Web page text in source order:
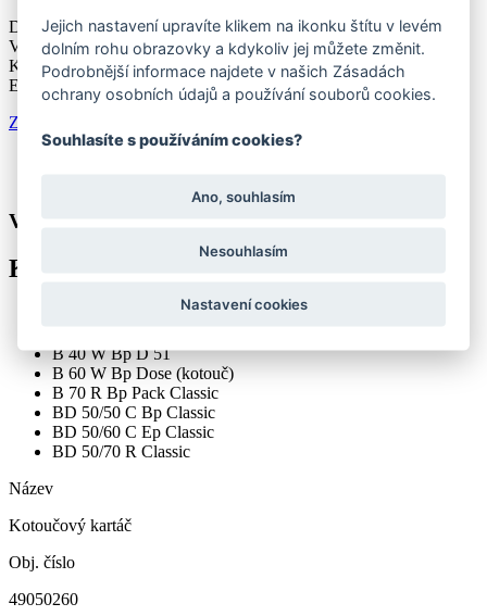
Dostupnost:do 3 dnů
Výrobce: Kärcher
Kód zboží: 49050260
EAN: 4039784639706
Zeptat se na produkt
VÍCE O PRODUKTU
KOMPATIBILNÍ PŘÍSTROJE
B 40 W Bp D 51
B 60 W Bp Dose (kotouč)
B 70 R Bp Pack Classic
BD 50/50 C Bp Classic
BD 50/60 C Ep Classic
BD 50/70 R Classic
Název
Kotoučový kartáč
Obj. číslo
49050260
Jejich nastavení upravíte klikem na ikonku štítu v levém
dolním rohu obrazovky a kdykoliv jej můžete změnit.
Podrobnější informace najdete v našich Zásadách
ochrany osobních údajů a používání souborů cookies.
Souhlasíte s používáním cookies?
Ano, souhlasím
Nesouhlasím
Nastavení cookies